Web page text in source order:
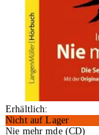
Erhältlich:
Nicht auf Lager
Nie mehr mde (CD)